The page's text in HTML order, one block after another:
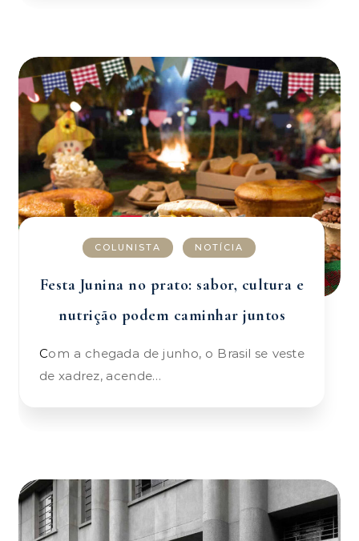
COLUNISTA NOTÍCIA
Festa Junina no prato: sabor, cultura e
nutrição podem caminhar juntos
Com a chegada de junho, o Brasil se veste
de xadrez, acende…